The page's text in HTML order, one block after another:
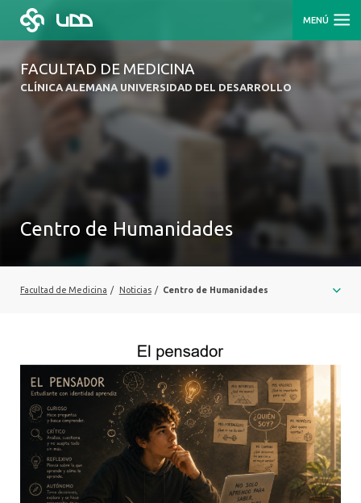
MENÚ
FACULTAD DE MEDICINA
CLÍNICA ALEMANA UNIVERSIDAD DEL DESARROLLO
Centro de Humanidades
Facultad de Medicina / Noticias / Centro de Humanidades